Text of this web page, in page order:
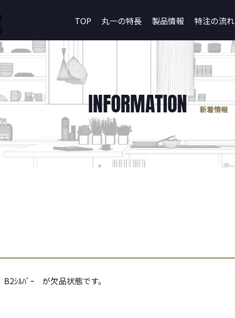
TOP 丸一の特長 製品情報 特注の流れ
INFORMATION 新着情報
ｼﾙﾊﾞｰ が欠品状態です。